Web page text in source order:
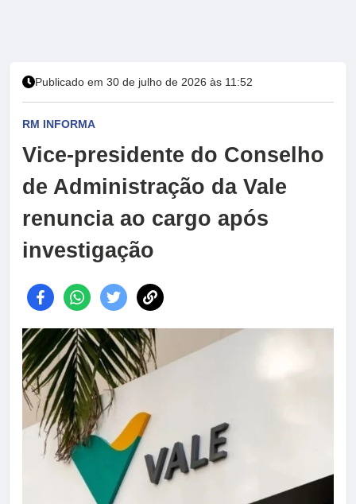
Publicado em 30 de julho de 2026 às 11:52
RM INFORMA
Vice-presidente do Conselho
de Administração da Vale
renuncia ao cargo após
investigação